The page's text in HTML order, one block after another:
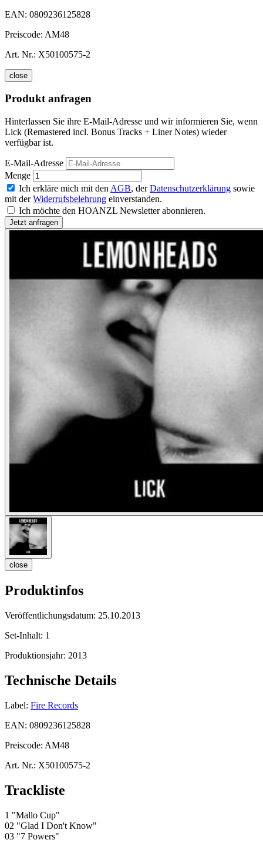
EAN: 0809236125828
Preiscode: AM48
Art. Nr.: X50100575-2
close
Produkt anfragen
Hinterlassen Sie ihre E-Mail-Adresse und wir informieren Sie, wenn
Lick (Remastered incl. Bonus Tracks + Liner Notes) wieder
verfügbar ist.
E-Mail-Adresse
Menge
Ich erkläre mich mit den AGB, derDatenschutzerklärung sowie
mit derWiderrufsbelehrung einverstanden.
Ich möchte den HOANZL Newsletter abonnieren.
close
Produktinfos
Veröffentlichungsdatum: 25.10.2013
Set-Inhalt: 1
Produktionsjahr: 2013
Technische Details
Label: Fire Records
EAN: 0809236125828
Preiscode: AM48
Art. Nr.: X50100575-2
Trackliste
1 "Mallo Cup"
02 "Glad I Don't Know"
03 "7 Powers"